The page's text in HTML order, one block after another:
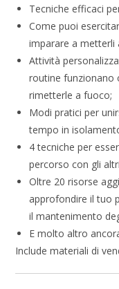
Tecniche efficaci
Come puoi
imparare a metterli
Attività
routine funzionano
rimetterle a fuoco;
Modi pratici per
tempo in
4 tecniche per
percorso con gli
Oltre 20 risorse
approfondire il tuo
il mantenimento
E molto altro
Include materiali di